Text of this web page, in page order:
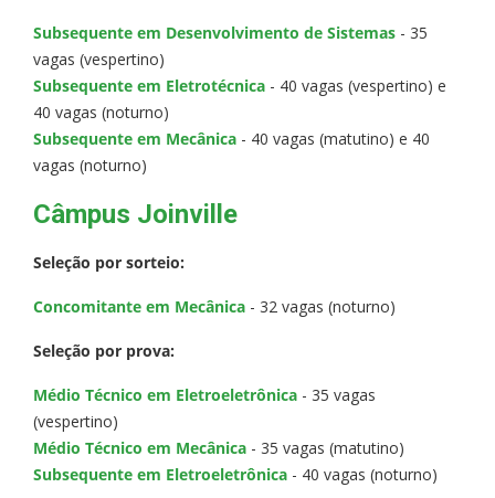
Subsequente em Desenvolvimento de Sistemas - 35
vagas (vespertino)
Subsequente em Eletrotécnica - 40 vagas (vespertino) e
40 vagas (noturno)
Subsequente em Mecânica - 40 vagas (matutino) e 40
vagas (noturno)
Câmpus Joinville
Seleção por sorteio:
Concomitante em Mecânica - 32 vagas (noturno)
Seleção por prova:
Médio Técnico em Eletroeletrônica - 35 vagas
(vespertino)
Médio Técnico em Mecânica - 35 vagas (matutino)
Subsequente em Eletroeletrônica - 40 vagas (noturno)